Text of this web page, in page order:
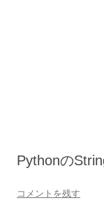
Pythonの
コメントを残す